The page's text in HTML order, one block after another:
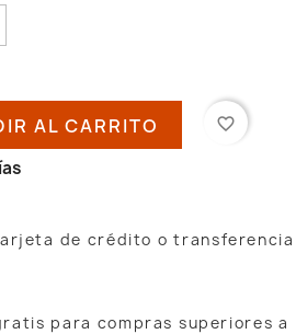
AL CARRITO favorite_border
de crédito o transferencia
para compras superiores a